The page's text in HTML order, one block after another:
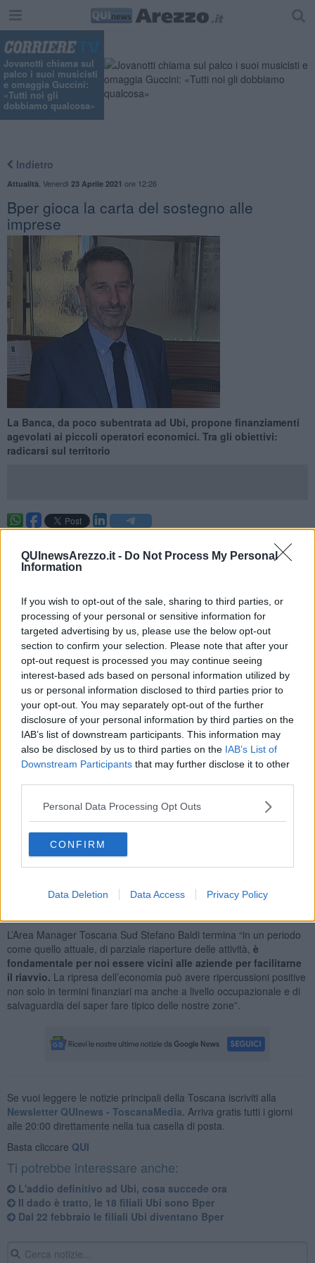
QUInewsArezzo.it - Do Not Process My Personal
Information
If you wish to opt-out of the sale, sharing to third parties, or
processing of your personal or sensitive information for
targeted advertising by us, please use the below opt-out
section to confirm your selection. Please note that after your
opt-out request is processed you may continue seeing
interest-based ads based on personal information utilized by
us or personal information disclosed to third parties prior to
your opt-out. You may separately opt-out of the further
disclosure of your personal information by third parties on the
IAB’s list of downstream participants. This information may
also be disclosed by us to third parties on the IAB’s List of
Downstream Participants that may further disclose it to other
Personal Data Processing Opt Outs
CONFIRM
Data Deletion Data Access Privacy Policy
Jovanotti chiama sul
palco i suoi musicisti
e omaggia Guccini:
«Tutti noi gli
dobbiamo qualcosa»
Indietro
Attualità Venerdì 23 Aprile 2021 ore 12:26
Bper gioca la carta del sostegno alle
imprese
La Banca, da poco subentrata ad Ubi, propone finanziamenti
agevolati ai piccoli operatori economici. Tra gli obiettivi:
radicarsi sul territorio
filiali della ex Etruria, ha deciso di intervenirea sostegno delle
imprese della provincia di Arezzo
mette infatti a disposizione dei piccoli operatori economici un
finanziamento a condizioni speciali e a tasso agevolato
dell’importo massimo di 25mila euro e della durata di 18 mesi (di
cui 6 di preammortamento).
L’operazione di supporto all’economia locale è agevolata dalla
capillarità recentemente raggiunta, come detto, conl'acquisizione
di filiali ex UBI, che porta il totale degli sportelli attivi in
provincia a 18, collocando dunque BPER tra i principali istituti di
credito del territorio.
Il Direttore Regionale Toscana Umbria di BPER Banca,Massimo
Biancardi
, spiega “la pandemia ha colpito in maniera consistente
famiglie e imprese, soprattutto nei settori più rappresentativi della
distretto orafo più importante d’Europa
industria tessile e meccanica di altissimo livello.
dallasalvaguardia di queste eccellenzeche dobbiamo
questo territorio, ma è pronta a proporsi come‘banca della
L’Area Manager Toscana Sud Stefano Baldi termina “in un periodo
come quello attuale, di parziale riaperture delle attività, è
fondamentale per noi essere vicini alle aziende per facilitarne
il riavvio. La ripresa dell’economia può avere ripercussioni positive
non solo in termini finanziari ma anche a livello occupazionale e di
salvaguardia del saper fare tipico delle nostre zone”.
Se vuoi leggere le notizie principali della Toscana iscriviti alla
Newsletter QUInews - ToscanaMedia. Arriva gratis tutti i giorni
alle 20:00 direttamente nella tua casella di posta.
Basta cliccare QUI
Ti potrebbe interessare anche:
L'addio definitivo ad Ubi, cosa succede ora
Il dado è tratto, le 18 filiali Ubi sono Bper
Dal 22 febbraio le filiali Ubi diventano Bper